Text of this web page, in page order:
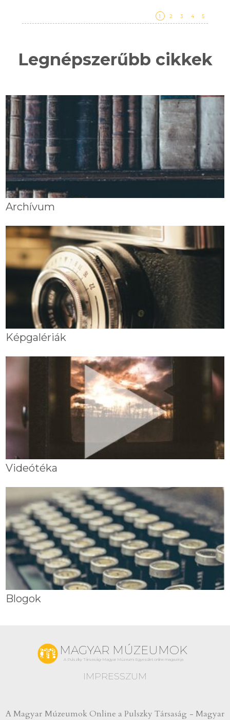
1 2 3 4 5
Legnépszerűbb cikkek
Archívum
Képgalériák
Videótéka
Blogok
MAGYAR MÚZEUMOK
A Pulszky Társaság-Magyar Múzeumi Egyesület online magazinja
IMPRESSZUM
A Magyar Múzeumok Online a Pulszky Társaság - Magyar